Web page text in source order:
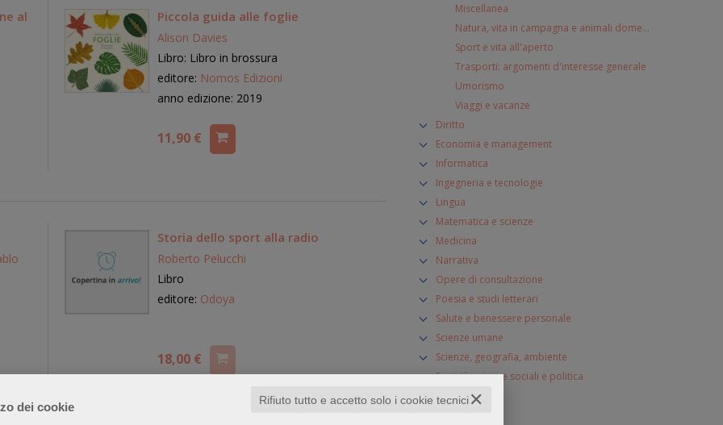
dei cookie ✕
Rifiuto tutto e accetto solo i cookie tecnici
al
Piccola guida alle foglie
Alison Davies
Libro: Libro in brossura
editore: Nomos Edizioni
anno edizione: 2019
11,90 €
Storia dello sport alla radio
Roberto Pelucchi
Libro
editore: Odoya
18,00 €
Miscellanea
Natura, vita in campagna e animali domestici
Sport e vita all'aperto
Trasporti: argomenti d'interesse generale
Umorismo
Viaggi e vacanze
Diritto
Economia e management
Informatica
Ingegneria e tecnologie
Lingua
Matematica e scienze
Medicina
Narrativa
Opere di consultazione
Poesia e studi letterari
Salute e benessere personale
Scienze umane
Scienze, geografia, ambiente
Società, scienze sociali e politica